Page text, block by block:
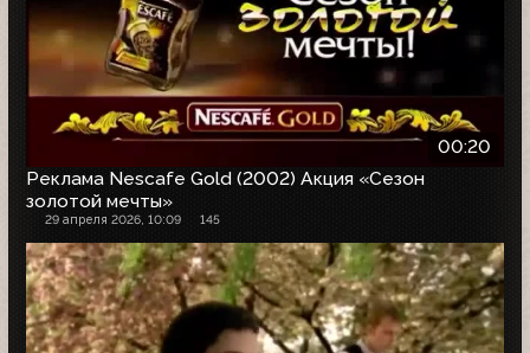
00:20
Реклама Nescafe Gold (2002) Акция «Сезон
золотой мечты»
29 апреля 2026, 10:09 145